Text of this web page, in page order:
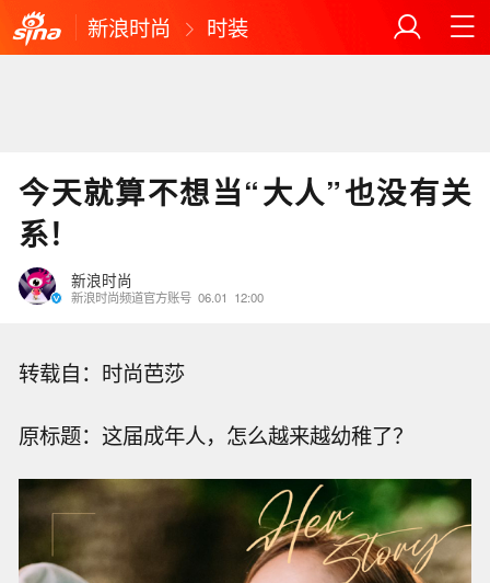
新浪时尚 时装
今天就算不想当“大人”也没有关
系！
新浪时尚
新浪时尚频道官方账号 06.01 12:00
转载自：时尚芭莎
原标题：这届成年人，怎么越来越幼稚了？